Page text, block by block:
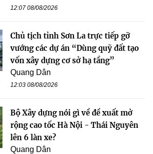
12:07 08/08/2026
Chủ tịch tỉnh Sơn La trực tiếp gỡ
vướng các dự án “Dùng quỹ đất tạo
vốn xây dựng cơ sở hạ tầng”
Quang Dân
12:03 08/08/2026
Bộ Xây dựng nói gì về đề xuất mở
rộng cao tốc Hà Nội - Thái Nguyên
lên 6 làn xe?
Quang Dân